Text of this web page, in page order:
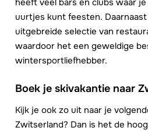
heeft veel bars en clubs waar
uurtjes kunt feesten.
uitgebreide selectie van
waardoor het een geweldige
wintersportliefhebber.
Boek je skivakantie naar
Kijk je ook zo uit naar je
Zwitserland? Dan is het de